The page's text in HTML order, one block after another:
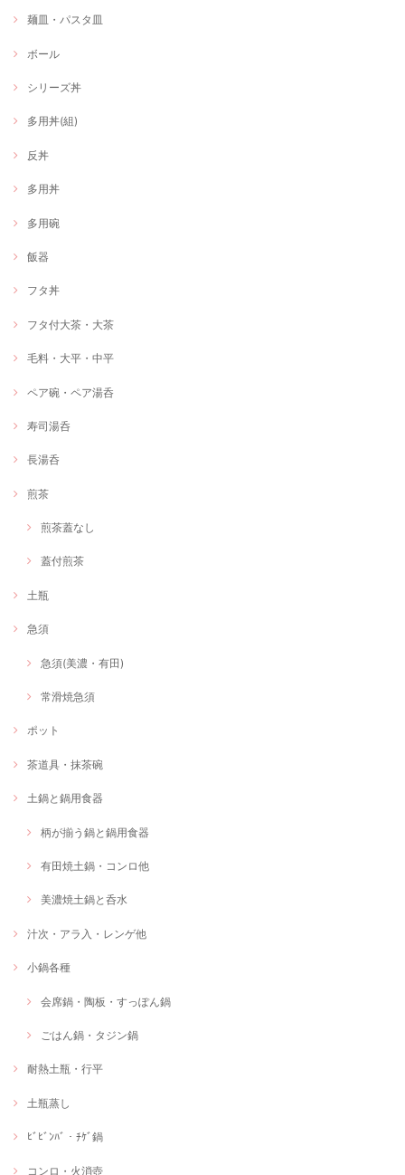
麺皿・パスタ皿
ボール
シリーズ丼
多用丼(組)
反丼
多用丼
多用碗
飯器
フタ丼
フタ付大茶・大茶
毛料・大平・中平
ペア碗・ペア湯呑
寿司湯呑
長湯呑
煎茶
煎茶蓋なし
蓋付煎茶
土瓶
急須
急須(美濃・有田)
常滑焼急須
ポット
茶道具・抹茶碗
土鍋と鍋用食器
柄が揃う鍋と鍋用食器
有田焼土鍋・コンロ他
美濃焼土鍋と呑水
汁次・アラ入・レンゲ他
小鍋各種
会席鍋・陶板・すっぽん鍋
ごはん鍋・タジン鍋
耐熱土瓶・行平
土瓶蒸し
ﾋﾞﾋﾞﾝﾊﾞ・ﾁｹﾞ鍋
コンロ・火消壺